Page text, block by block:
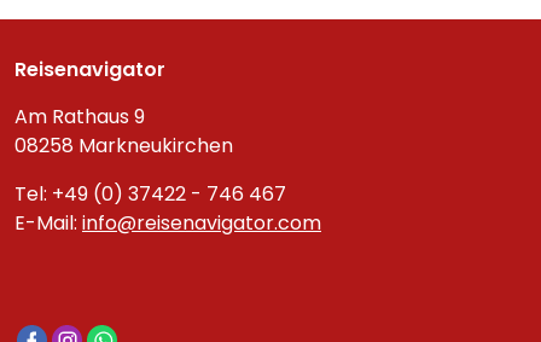
Reisenavigator
Am Rathaus 9
08258 Markneukirchen
Tel: +49 (0) 37422 - 746 467
E-Mail: info@reisenavigator.com